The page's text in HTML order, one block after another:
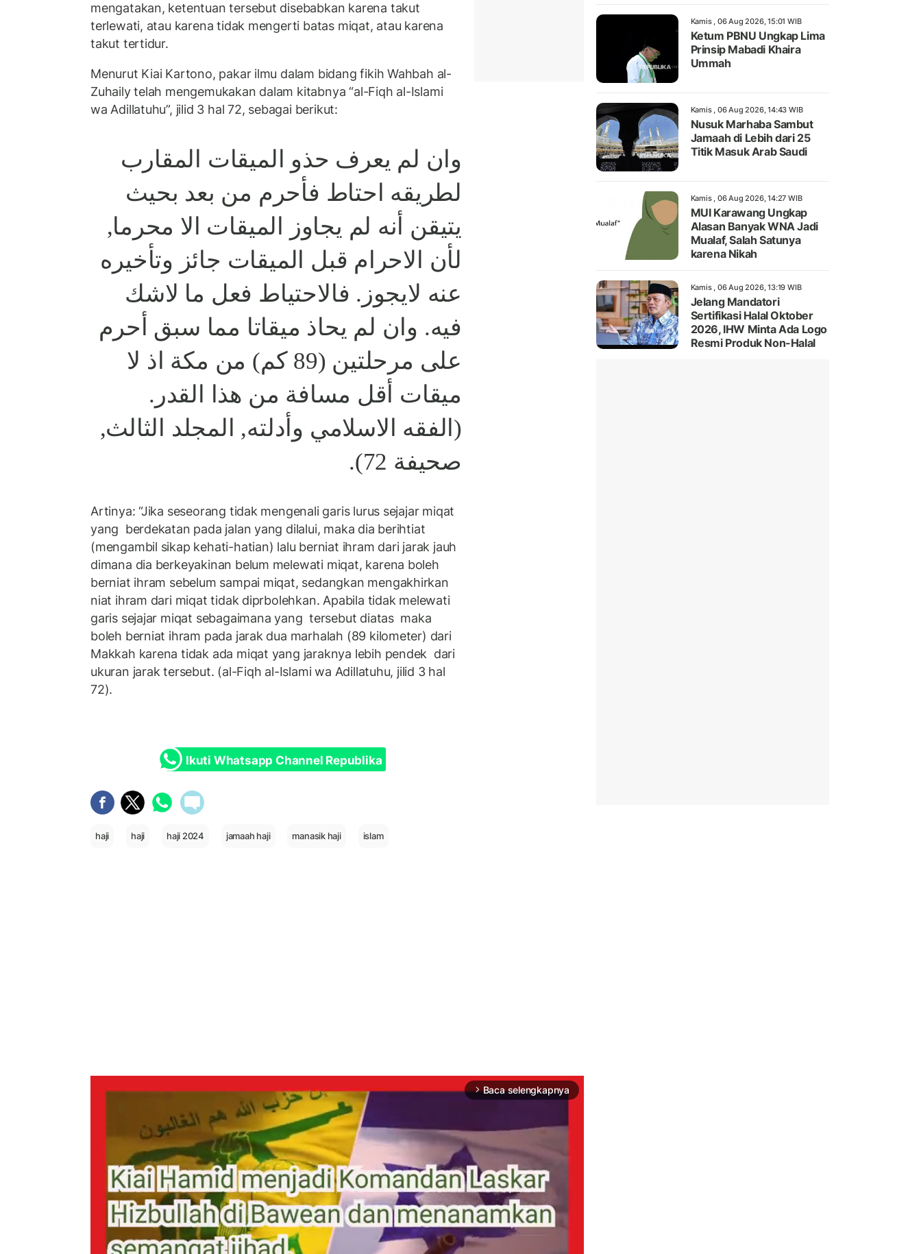
mengatakan, ketentuan tersebut disebabkan karena takut
terlewati, atau karena tidak mengerti batas miqat, atau karena
takut tertidur.
Menurut Kiai Kartono, pakar ilmu dalam bidang fikih Wahbah al-
Zuhaily telah mengemukakan dalam kitabnya “al-Fiqh al-Islami
wa Adillatuhu”, jilid 3 hal 72, sebagai berikut:
وان لم يعرف حذو الميقات المقارب
لطريقه احتاط فأحرم من بعد بحيث
يتيقن أنه لم يجاوز الميقات الا محرما,
لأن الاحرام قبل الميقات جائز وتأخيره
عنه لايجوز. فالاحتياط فعل ما لاشك
فيه. وان لم يحاذ ميقاتا مما سبق أحرم
على مرحلتين (89 كم) من مكة اذ لا
ميقات أقل مسافة من هذا القدر.
(الفقه الاسلامي وأدلته, المجلد الثالث,
صحيفة 72).
Artinya: “Jika seseorang tidak mengenali garis lurus sejajar miqat
yang berdekatan pada jalan yang dilalui, maka dia berihtiat
(mengambil sikap kehati-hatian) lalu berniat ihram dari jarak jauh
dimana dia berkeyakinan belum melewati miqat, karena boleh
berniat ihram sebelum sampai miqat, sedangkan mengakhirkan
niat ihram dari miqat tidak diprbolehkan. Apabila tidak melewati
garis sejajar miqat sebagaimana yang tersebut diatas maka
boleh berniat ihram pada jarak dua marhalah (89 kilometer) dari
Makkah karena tidak ada miqat yang jaraknya lebih pendek dari
ukuran jarak tersebut. (al-Fiqh al-Islami wa Adillatuhu, jilid 3 hal
72).
Ikuti Whatsapp Channel Republika
haji haji haji 2024 jamaah haji manasik haji islam
arrow_forward_ios Baca selengkapnya
Kamis , 06 Aug 2026, 15:01 WIB
Ketum PBNU Ungkap Lima
Prinsip Mabadi Khaira
Ummah
Kamis , 06 Aug 2026, 14:43 WIB
Nusuk Marhaba Sambut
Jamaah di Lebih dari 25
Titik Masuk Arab Saudi
Kamis , 06 Aug 2026, 14:27 WIB
MUI Karawang Ungkap
Alasan Banyak WNA Jadi
Mualaf, Salah Satunya
karena Nikah
Kamis , 06 Aug 2026, 13:19 WIB
Jelang Mandatori
Sertifikasi Halal Oktober
2026, IHW Minta Ada Logo
Resmi Produk Non-Halal